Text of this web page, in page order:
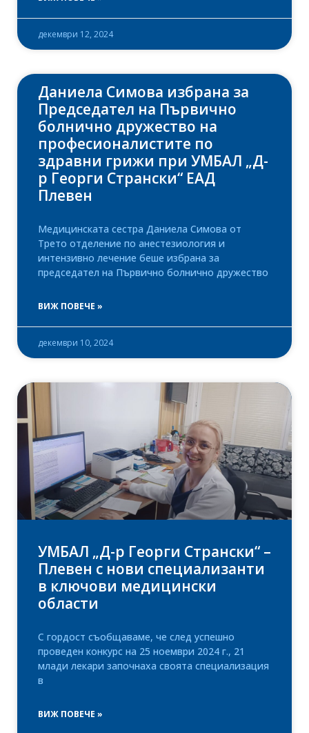
декември 12, 2024
Даниела Симова избрана за
Председател на Първично
болнично дружество на
професионалистите по
здравни грижи при УМБАЛ „Д-
р Георги Странски“ ЕАД
Плевен
Медицинската сестра Даниела Симова от
Трето отделение по анестезиология и
интензивно лечение беше избрана за
председател на Първично болнично дружество
ВИЖ ПОВЕЧЕ »
декември 10, 2024
УМБАЛ „Д-р Георги Странски“ –
Плевен с нови специализанти
в ключови медицински
области
С гордост съобщаваме, че след успешно
проведен конкурс на 25 ноември 2024 г., 21
млади лекари започнаха своята специализация
в
ВИЖ ПОВЕЧЕ »